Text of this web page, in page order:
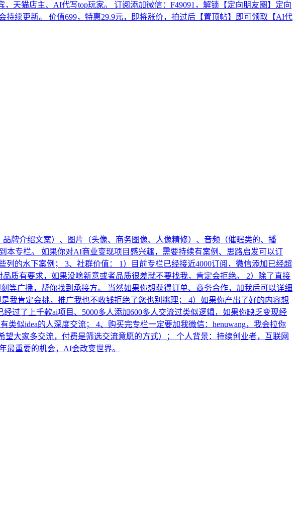
天猫店主、AI代写top玩家。 订阅添加微信：F49091，解锁【定向朋友圈】定向
续更新。 价值699，特惠29.9元，即将涨价，拍过后【置顶帖】即可领取【AI代
牌介绍文案）、图片（头像、商务图像、人像精修）、音频（催眠类的、播
专栏。 如果你对AI商业变现项目感兴趣，需要持续有案例、思路启发可以订
的水下案例； 3、社群价值： 1）目前专栏已经接近4000订阅，微信添加已经超
质有要求，如果没啥新意或者品质很差就不要找我，肯定会拒绝。 2）除了直接
等广播，帮你找到承接方。 当然如果你想获得订单、商务合作，加我后可以详细
我肯定会挑，推广我也不收钱拒绝了您也别挑理； 4）如果你产出了好的内容想
过了上千款ai项目、5000多人添加600多人交流过类似逻辑，如果你缺乏变现经
似idea的人深度交流； 4、购买完专栏一定要加我微信：henuwang，我会拉你
大家多交流，付费是筛选交流意愿的方式）； 个人背景：持续创业者，互联网
最重要的机会，AI会改变世界。